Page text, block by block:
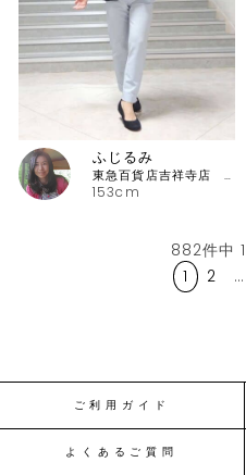
153cm
ふじるみ
東急百貨店吉祥寺店 ピッコーネ
882件中 1
1
2 …
ご利用ガイド
よくあるご質問